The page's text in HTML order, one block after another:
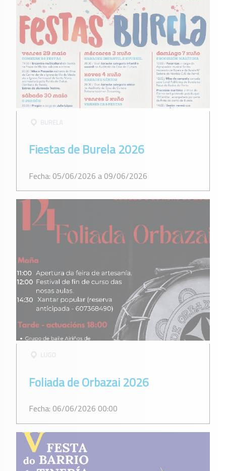
Fiestas de Burela 2026
Fecha: 05/06/2026 a 09/06/2026
Foliada de Orbazai 2026
Fecha: 06/06/2026 00:00